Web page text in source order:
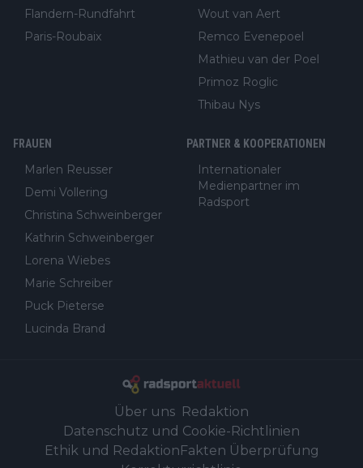
Flandern-Rundfahrt
Paris-Roubaix
Wout van Aert
Remco Evenepoel
Mathieu van der Poel
Primoz Roglic
Thibau Nys
FRAUEN
Marlen Reusser
Demi Vollering
Christina Schweinberger
Kathrin Schweinberger
Lorena Wiebes
Marie Schreiber
Puck Pieterse
Lucinda Brand
PARTNER & KOOPERATIONEN
Internationaler
Medienpartner im
Radsport
Über uns Redaktion
Datenschutz und Cookie-Richtlinien
Ethik und RedaktionFakten Überprüfung